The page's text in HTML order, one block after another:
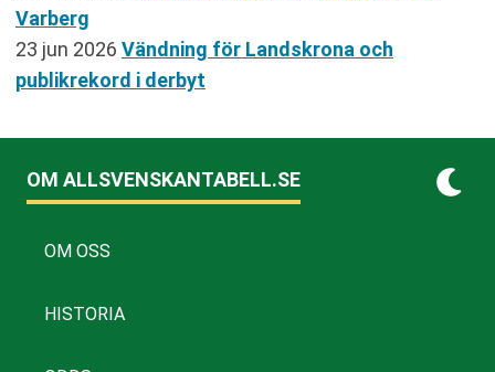
Varberg
23 jun 2026 Vändning för Landskrona och
publikrekord i derbyt
OM ALLSVENSKANTABELL.SE
OM OSS
HISTORIA